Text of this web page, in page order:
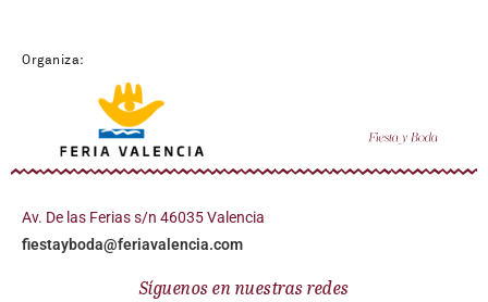
Organiza:
Av. De las Ferias s/n 46035 Valencia
fiestayboda@feriavalencia.com
Síguenos en nuestras redes